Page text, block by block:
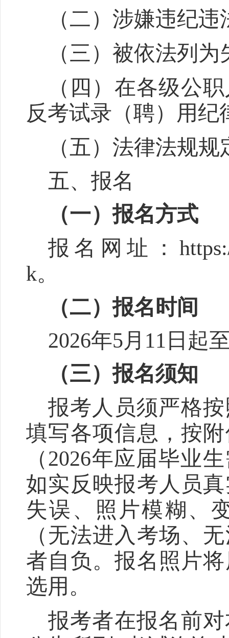
（二）涉嫌违纪
（三）被依法列
（四）在各级公
反考试录（聘）用
（五）法律法规
五、报名
（一）报名方式
报名网址：
k。
（二）报名时间
2026年5月 11 日 起
（三）报名须知
报考人员须严格
填写各项信息 ，按
（2026年应届毕业
如实反映报考人员
失误、照片模糊、
（无法进入考场、
者自负。报名照片
选用。
报考者在报名前